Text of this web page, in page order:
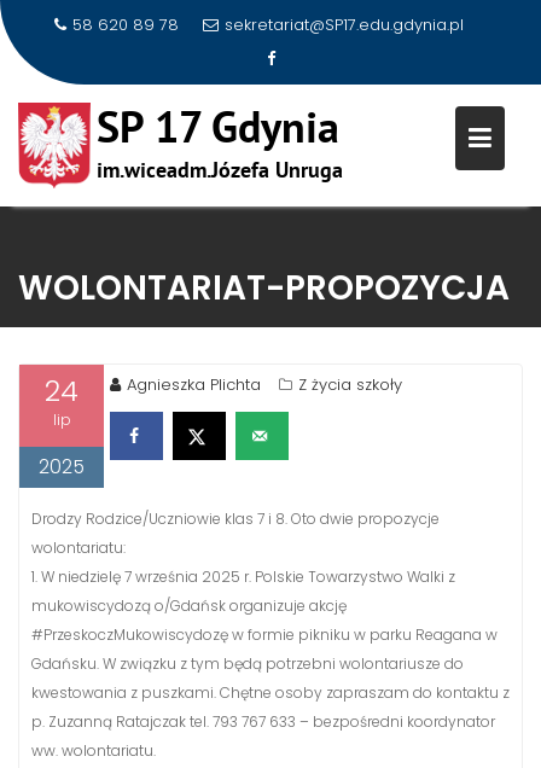
content
58 620 89 78 sekretariat@SP17.edu.gdynia.pl
WOLONTARIAT-PROPOZYCJA
24
lip
2025
Agnieszka Plichta Z życia szkoły
Drodzy Rodzice/Uczniowie klas 7 i 8. Oto dwie propozycje
wolontariatu:
1. W niedzielę 7 września 2025 r. Polskie Towarzystwo Walki z
mukowiscydozą o/Gdańsk organizuje akcję
#PrzeskoczMukowiscydozę w formie pikniku w parku Reagana w
Gdańsku. W związku z tym będą potrzebni wolontariusze do
kwestowania z puszkami. Chętne osoby zapraszam do kontaktu z
p. Zuzanną Ratajczak tel. 793 767 633 – bezpośredni koordynator
ww. wolontariatu.